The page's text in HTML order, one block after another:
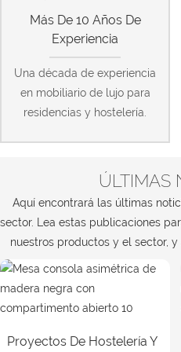
Más De 10 Años De
Experiencia
Una década de experiencia
en mobiliario de lujo para
residencias y hostelería.
ÚLTIMAS
Aquí encontrará las últimas
sector. Lea estas publicaciones
nuestros productos y el sector,
Proyectos De Hostelería Y